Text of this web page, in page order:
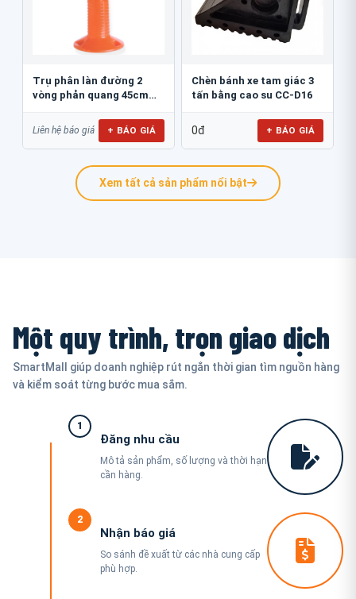
Trụ phân làn đường 2
vòng phản quang 45cm
Liên hệ báo giá + BÁO GIÁ
Chèn bánh xe tam giác 3
tấn bằng cao su CC-D16
0đ + BÁO GIÁ
Xem tất cả sản phẩm nổi bật
Một quy trình, trọn giao dịch
SmartMall giúp doanh nghiệp rút ngắn thời gian tìm nguồn hàng
và kiểm soát từng bước mua sắm.
1
Đăng nhu cầu
Mô tả sản phẩm, số lượng và thời hạn
cần hàng.
2
Nhận báo giá
So sánh đề xuất từ các nhà cung cấp
phù hợp.